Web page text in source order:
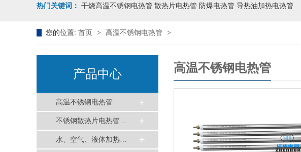
热门关键词： 干烧高温不锈钢电热管 散热片电热管 防爆电热管 导热油加热电热管
您的位置: 首页 > 高温不锈钢电热管 >
产品中心
高温不锈钢电热管
不锈钢散热片电热管…
水、空气、液体加热…
高温不锈钢电热管